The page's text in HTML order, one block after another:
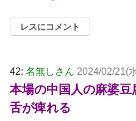
レスにコメント
42: 名無しさん 2024/02/21(
本場の中国人の麻婆
舌が痺れる